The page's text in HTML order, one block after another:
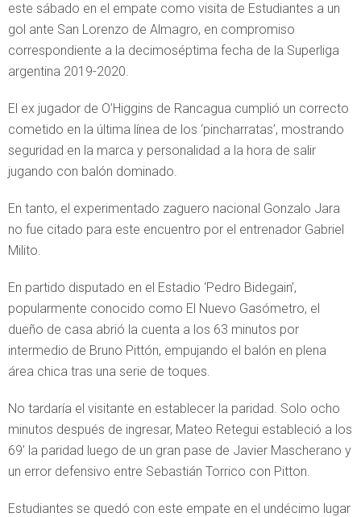
este sábado en el empate como visita de Estudiantes a un
gol ante San Lorenzo de Almagro, en compromiso
correspondiente a la decimoséptima fecha de la Superliga
argentina 2019-2020.
El ex jugador de O’Higgins de Rancagua cumplió un correcto
cometido en la última línea de los ‘pincharratas’, mostrando
seguridad en la marca y personalidad a la hora de salir
jugando con balón dominado.
En tanto, el experimentado zaguero nacional Gonzalo Jara
no fue citado para este encuentro por el entrenador Gabriel
Milito.
En partido disputado en el Estadio ‘Pedro Bidegain’,
popularmente conocido como El Nuevo Gasómetro, el
dueño de casa abrió la cuenta a los 63 minutos por
intermedio de Bruno Pittón, empujando el balón en plena
área chica tras una serie de toques.
No tardaría el visitante en establecer la paridad. Solo ocho
minutos después de ingresar, Mateo Retegui estableció a los
69’ la paridad luego de un gran pase de Javier Mascherano y
un error defensivo entre Sebastián Torrico con Pitton.
Estudiantes se quedó con este empate en el undécimo lugar